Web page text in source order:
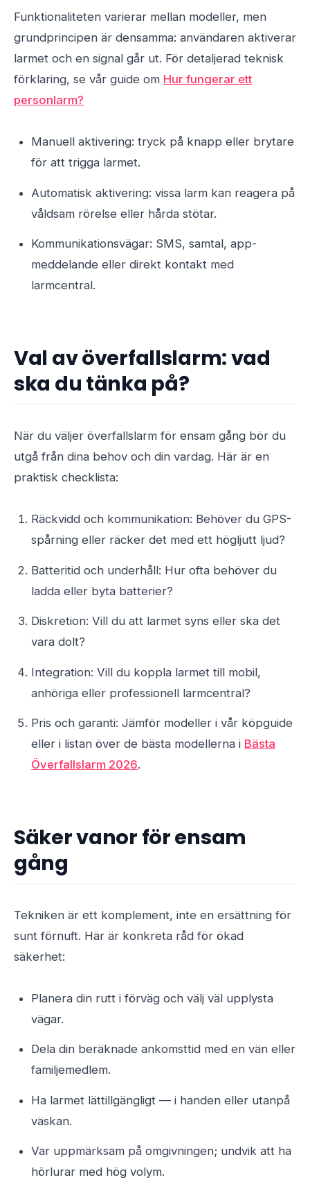
Funktionaliteten varierar mellan modeller, men
grundprincipen är densamma: användaren aktiverar
larmet och en signal går ut. För detaljerad teknisk
förklaring, se vår guide om Hur fungerar ett
personlarm?
Manuell aktivering: tryck på knapp eller brytare
för att trigga larmet.
Automatisk aktivering: vissa larm kan reagera på
våldsam rörelse eller hårda stötar.
Kommunikationsvägar: SMS, samtal, app-
meddelande eller direkt kontakt med
larmcentral.
Val av överfallslarm: vad
ska du tänka på?
När du väljer överfallslarm för ensam gång bör du
utgå från dina behov och din vardag. Här är en
praktisk checklista:
Räckvidd och kommunikation: Behöver du GPS-
spårning eller räcker det med ett högljutt ljud?
Batteritid och underhåll: Hur ofta behöver du
ladda eller byta batterier?
Diskretion: Vill du att larmet syns eller ska det
vara dolt?
Integration: Vill du koppla larmet till mobil,
anhöriga eller professionell larmcentral?
Pris och garanti: Jämför modeller i vår köpguide
eller i listan över de bästa modellerna i Bästa
Överfallslarm 2026.
Säker vanor för ensam
gång
Tekniken är ett komplement, inte en ersättning för
sunt förnuft. Här är konkreta råd för ökad
säkerhet:
Planera din rutt i förväg och välj väl upplysta
vägar.
Dela din beräknade ankomsttid med en vän eller
familjemedlem.
Ha larmet lättillgängligt — i handen eller utanpå
väskan.
Var uppmärksam på omgivningen; undvik att ha
hörlurar med hög volym.